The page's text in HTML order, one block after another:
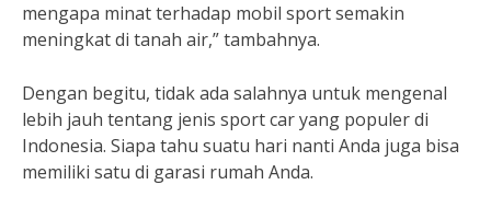
mengapa minat terhadap mobil sport semakin
meningkat di tanah air,” tambahnya.
Dengan begitu, tidak ada salahnya untuk mengenal
lebih jauh tentang jenis sport car yang populer di
Indonesia. Siapa tahu suatu hari nanti Anda juga bisa
memiliki satu di garasi rumah Anda.